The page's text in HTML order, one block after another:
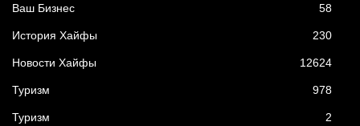
Ваш Бизнес 58
История Хайфы 230
Новости Хайфы 12624
Туризм 978
Туризм 2